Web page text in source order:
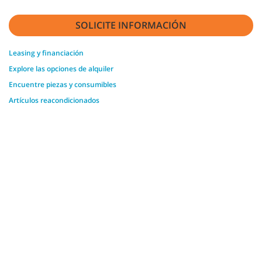
SOLICITE INFORMACIÓN
Leasing y financiación
Explore las opciones de alquiler
Encuentre piezas y consumibles
Artículos reacondicionados